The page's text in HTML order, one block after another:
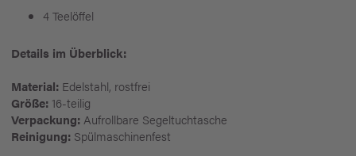
4 Teelöffel
Details im Überblick:
Material: Edelstahl, rostfrei
Größe: 16-teilig
Verpackung: Aufrollbare Segeltuchtasche
Reinigung: Spülmaschinenfest